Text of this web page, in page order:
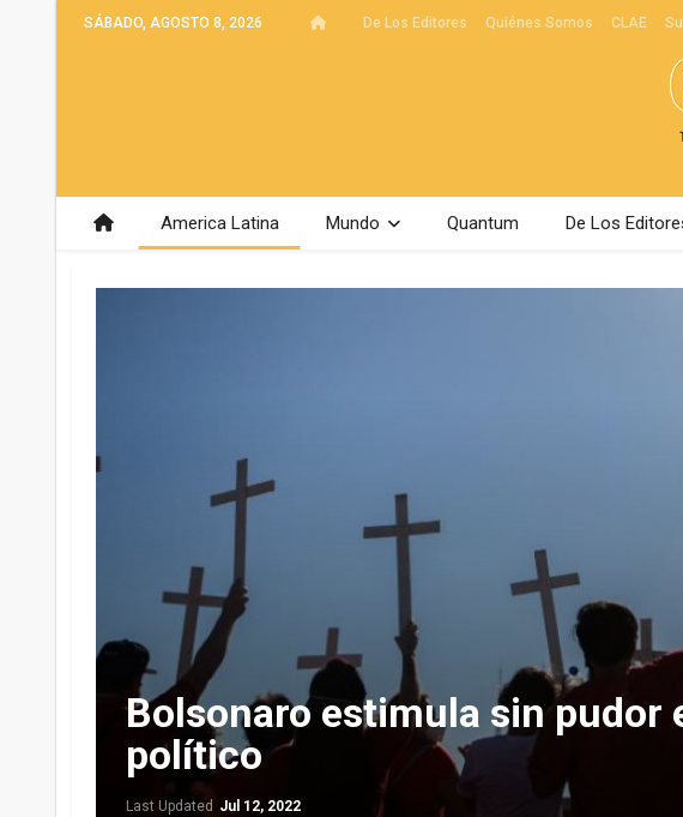
SÁBADO, AGOSTO 8, 2026 De Los Editores Quiénes Somos CLAE
America Latina Mundo Quantum De Los
Bolsonaro estimula sin pudor
político
Last Updated Jul 12, 2022